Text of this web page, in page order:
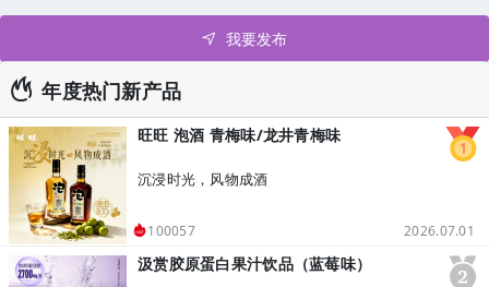
我要发布
年度热门新产品
旺旺 泡酒 青梅味/龙井青梅味
沉浸时光，风物成酒
100057 2026.07.01
汲赏胶原蛋白果汁饮品（蓝莓味）